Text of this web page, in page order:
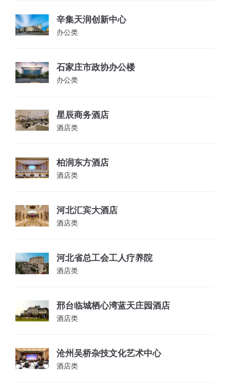
辛集天润创新中心
办公类
石家庄市政协办公楼
办公类
星辰商务酒店
酒店类
柏润东方酒店
酒店类
河北汇宾大酒店
酒店类
河北省总工会工人疗养院
酒店类
邢台临城栖心湾蓝天庄园酒店
酒店类
沧州吴桥杂技文化艺术中心
酒店类